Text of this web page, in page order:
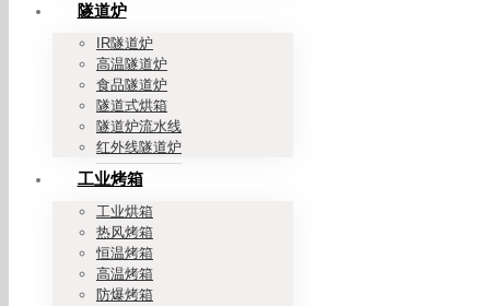
隧道炉
IR隧道炉
高温隧道炉
食品隧道炉
隧道式烘箱
隧道炉流水线
红外线隧道炉
工业烤箱
工业烘箱
热风烤箱
恒温烤箱
高温烤箱
防爆烤箱